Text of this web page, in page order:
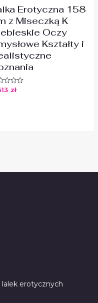
Erotyczna 158
z Miseczką K
Oczy
Kształty i
zł
lalek erotycznych